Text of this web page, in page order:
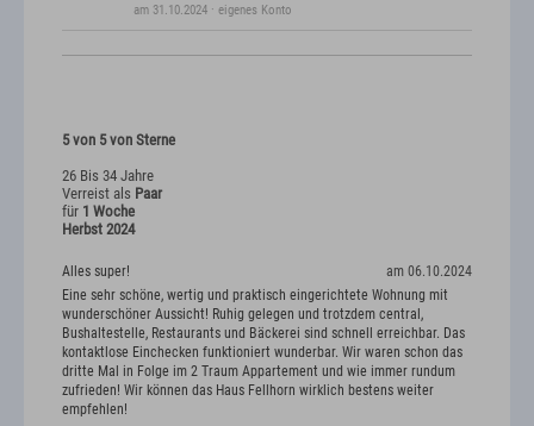
am 31.10.2024 · eigenes Konto
5 von 5 von Sterne
26 Bis 34 Jahre
Verreist als Paar
für 1 Woche
Herbst 2024
am 06.10.2024
Alles super!
Eine sehr schöne, wertig und praktisch eingerichtete Wohnung mit
wunderschöner Aussicht! Ruhig gelegen und trotzdem central,
Bushaltestelle, Restaurants und Bäckerei sind schnell erreichbar. Das
kontaktlose Einchecken funktioniert wunderbar. Wir waren schon das
dritte Mal in Folge im 2 Traum Appartement und wie immer rundum
zufrieden! Wir können das Haus Fellhorn wirklich bestens weiter
empfehlen!